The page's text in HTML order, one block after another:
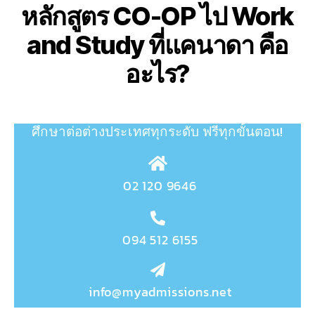
หลักสูตร CO-OP ไป Work
and Study ที่แคนาดา คือ
อะไร?
ศึกษาต่อต่างประเทศทุกระดับ ฟรีทุกขั้นตอน!
02 120 9646
094 512 6155
info@myadmissions.net